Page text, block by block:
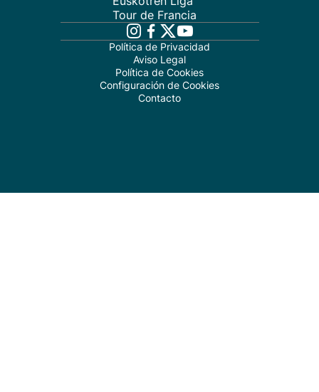
Tour de Francia
Política de Privacidad
Aviso Legal
Política de Cookies
Configuración de Cookies
Contacto